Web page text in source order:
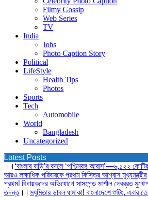
Filmy Gossip
Web Series
TV
India
Jobs
Photo Caption Story
Political
LifeStyle
Health Tips
Photos
Sports
Tech
Automobile
World
Bangladesh
Uncategorized
Latest Posts
।। ‘বাংলার বাড়ি’র বদলে ‘পশ্চিমবঙ্গ আবাস’—৬,১২২
আরও লক্ষাধিক পরিবারকে প্রথম কিস্তির আশ্বাস মুখ্যমন্ত্রীর
প্রথম! বিধায়কদের অভিযোগে সাসপেন্ড মার্শাল দেবব্রত
তদন্ত।। মধুমিতার ডাবল ধামাকা! বাংলাদেশে শুটিং, এবার